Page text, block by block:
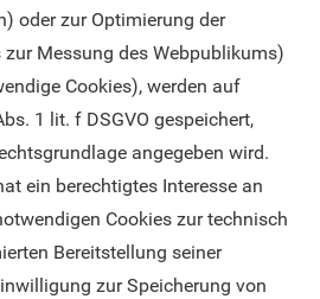
oder zur Optimierung der
zur Messung des Webpublikums)
Cookies), werden auf
1 lit. f DSGVO gespeichert,
angegeben wird.
ein berechtigtes Interesse an
Cookies zur technisch
Bereitstellung seiner
zur Speicherung von